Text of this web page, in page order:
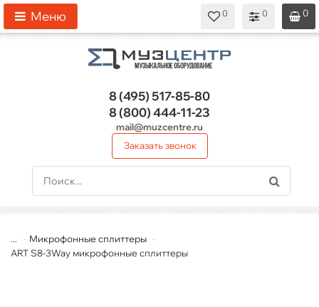
0
0
0
Меню
8 (495)517-85-80
8 (800)444-11-23
mail@muzcentre.ru
Заказать звонок
...
Микрофонные сплиттеры
ART S8-3Way микрофонные сплиттеры